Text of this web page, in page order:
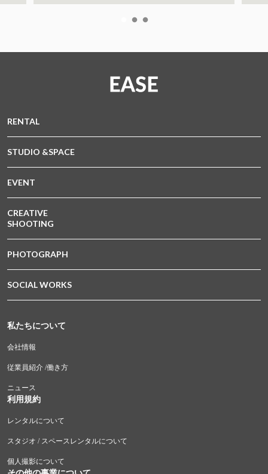
RENTAL
STUDIO &SPACE
EVENT
CREATIVE
SHOOTING
PHOTOGRAPH
SOCIAL WORKS
私たちについて
会社情報
従業員紹介 /働き方
ニュース
利用規約
レンタルについて
スタジオ / スペースレンタルについて
個人撮影について